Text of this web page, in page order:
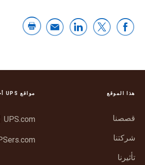
هذا الموقع
قصصنا
شركتنا
تأثيرنا
مواقع UPS أخرى
UPS.com